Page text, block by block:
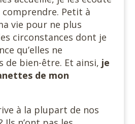
comprendre. Petit à
vie pour ne plus
circonstances dont je
qu’elles ne
de bien-être. Et ainsi, je
de mon
à la plupart de nos